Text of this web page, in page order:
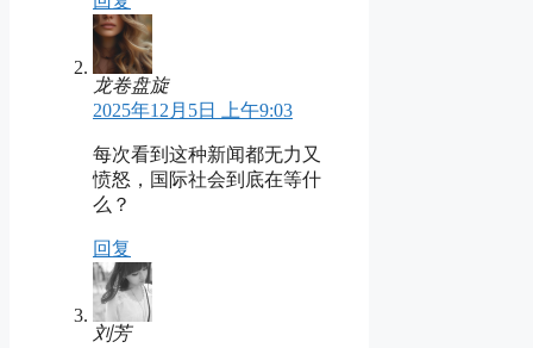
龙卷盘旋
2025年12月5日 上午9:03
每次看到这种新闻都无力又
愤怒，国际社会到底在等什
么？
回复
刘芳